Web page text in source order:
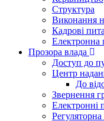
Структура
Виконання
Кадрові
Електронна
Прозора влада
Доступ до
Центр
До
Звернення
Електронні
Регуляторна